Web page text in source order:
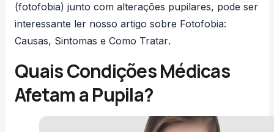
(fotofobia) junto com alterações pupilares, pode ser
interessante ler nosso artigo sobre Fotofobia:
Causas, Sintomas e Como Tratar.
Quais Condições Médicas
Afetam a Pupila?